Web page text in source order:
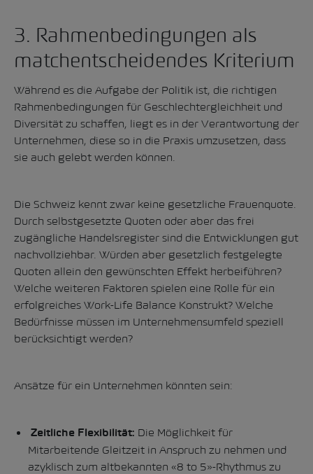
3. Rahmenbedingungen als
matchentscheidendes Kriterium
Während es die Aufgabe der Politik ist, die richtigen
Rahmenbedingungen für Geschlechtergleichheit und
Diversität zu schaffen, liegt es in der Verantwortung der
Unternehmen, diese so in die Praxis umzusetzen, dass
sie auch gelebt werden können.
Die Schweiz kennt zwar keine gesetzliche Frauenquote.
Durch selbstgesetzte Quoten oder aber das frei
zugängliche Handelsregister sind die Entwicklungen gut
nachvollziehbar. Würden aber gesetzlich festgelegte
Quoten allein den gewünschten Effekt herbeiführen?
Welche weiteren Faktoren spielen eine Rolle für ein
erfolgreiches Work-Life Balance Konstrukt? Welche
Bedürfnisse müssen im Unternehmensumfeld speziell
berücksichtigt werden?
Ansätze für ein Unternehmen könnten sein:
Zeitliche Flexibilität: Die Möglichkeit für
Mitarbeitende Gleitzeit in Anspruch zu nehmen und
azyklisch zum altbekannten «8 to 5»-Rhythmus zu